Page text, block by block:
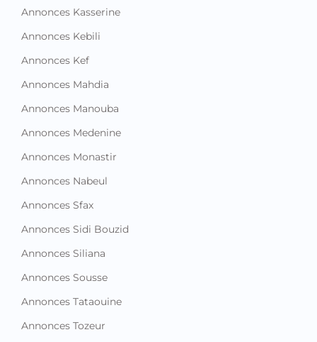
Annonces Kasserine
Annonces Kebili
Annonces Kef
Annonces Mahdia
Annonces Manouba
Annonces Medenine
Annonces Monastir
Annonces Nabeul
Annonces Sfax
Annonces Sidi Bouzid
Annonces Siliana
Annonces Sousse
Annonces Tataouine
Annonces Tozeur